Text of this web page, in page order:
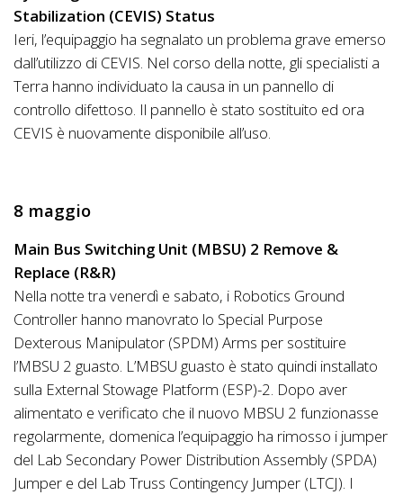
Stabilization (CEVIS) Status
Ieri, l’equipaggio ha segnalato un problema grave emerso
dall’utilizzo di CEVIS. Nel corso della notte, gli specialisti a
Terra hanno individuato la causa in un pannello di
controllo difettoso. Il pannello è stato sostituito ed ora
CEVIS è nuovamente disponibile all’uso.
8 maggio
Main Bus Switching Unit (MBSU) 2 Remove &
Replace (R&R)
Nella notte tra venerdì e sabato, i Robotics Ground
Controller hanno manovrato lo Special Purpose
Dexterous Manipulator (SPDM) Arms per sostituire
l’MBSU 2 guasto. L’MBSU guasto è stato quindi installato
sulla External Stowage Platform (ESP)-2. Dopo aver
alimentato e verificato che il nuovo MBSU 2 funzionasse
regolarmente, domenica l’equipaggio ha rimosso i jumper
del Lab Secondary Power Distribution Assembly (SPDA)
Jumper e del Lab Truss Contingency Jumper (LTCJ). I